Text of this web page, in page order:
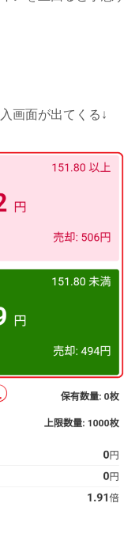
画面が出てくる↓